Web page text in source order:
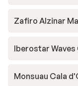
Zafiro Alzinar
Iberostar
Monsuau Cala